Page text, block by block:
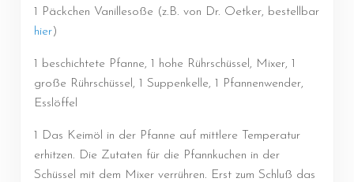
1 Päckchen Vanillesoße (z.B. von Dr. Oetker, bestellbar
hier)
1 beschichtete Pfanne, 1 hohe Rührschüssel, Mixer, 1
große Rührschüssel, 1 Suppenkelle, 1 Pfannenwender,
Esslöffel
1 Das Keimöl in der Pfanne auf mittlere Temperatur
erhitzen. Die Zutaten für die Pfannkuchen in der
Schüssel mit dem Mixer verrühren. Erst zum Schluß das